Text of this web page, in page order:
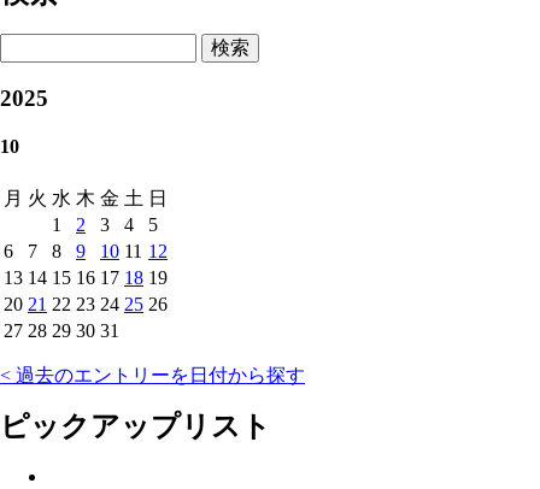
検索
2025
10
月 火 水 木 金 土 日
1
2 3 4
5
6
7 8 9 10 11 12
13 14 15 16 17 18 19
20 21 22 23 24 25 26
27 28 29 30 31
< 過去のエントリーを日付から探す
ピックアップリスト